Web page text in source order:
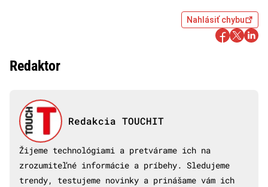
Nahlásiť chybu
Redaktor
Redakcia TOUCHIT
Žijeme technológiami a pretvárame ich na
zrozumiteľné informácie a príbehy. Sledujeme
trendy, testujeme novinky a prinášame vám ich